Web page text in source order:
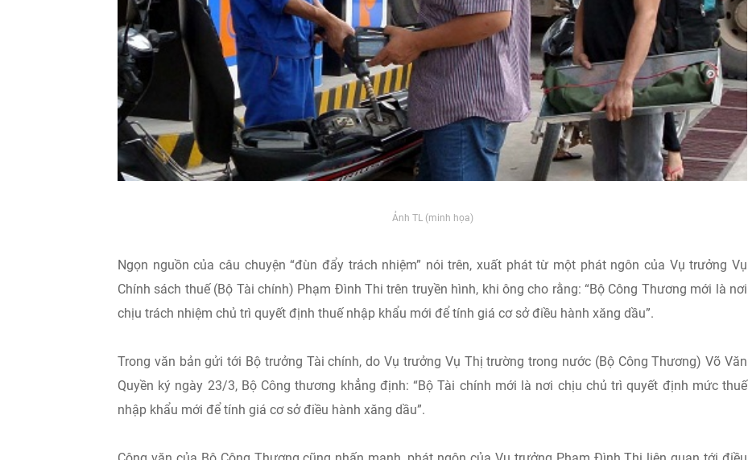
Ảnh TL (minh họa)
Ngọn nguồn của câu chuyện “đùn đẩy trách nhiệm” nói trên, xuất phát từ một phát ngôn của Vụ trưởng Vụ
Chính sách thuế (Bộ Tài chính) Phạm Đình Thi trên truyền hình, khi ông cho rằng: “Bộ Công Thương mới là nơi
chịu trách nhiệm chủ trì quyết định thuế nhập khẩu mới để tính giá cơ sở điều hành xăng dầu”.
Trong văn bản gửi tới Bộ trưởng Tài chính, do Vụ trưởng Vụ Thị trường trong nước (Bộ Công Thương) Võ Văn
Quyền ký ngày 23/3, Bộ Công thương khẳng định: “Bộ Tài chính mới là nơi chịu chủ trì quyết định mức thuế
nhập khẩu mới để tính giá cơ sở điều hành xăng dầu”.